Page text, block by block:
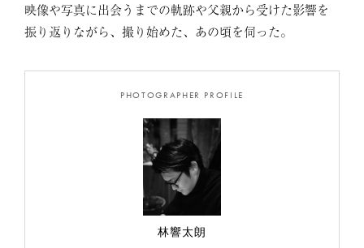
映像や写真に出会うまでの軌跡や父親から受けた影響を
振り返りながら、撮り始めた、あの頃を伺った。
PHOTOGRAPHER PROFILE
林響太朗